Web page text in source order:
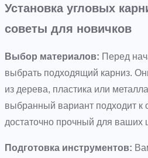
Установка угловых
советы для новичков
Выбор материалов: Перед
выбрать подходящий карниз.
из дерева, пластика или
выбранный вариант подходит к
достаточно прочный для ваших
Подготовка инструментов: